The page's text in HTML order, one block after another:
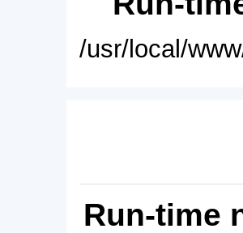
/usr/local/
Run-time